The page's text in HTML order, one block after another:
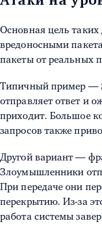
Основная цель
вредоносными
пакеты от реальных
Типичный пример —
отправляет ответ и
приходит. Большое
запросов также
Другой вариант —
Злоумышленники
При передаче они
перекрытию. Из-за
работа системы